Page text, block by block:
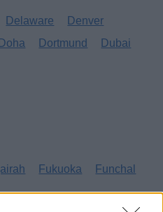
Delaware
Denver
Doha Dortmund Dubai
Fukuoka Funchal